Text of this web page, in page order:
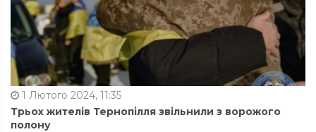
1 Лютого 2024, 11:35
Трьох жителів Тернопілля звільнили з ворожого
полону